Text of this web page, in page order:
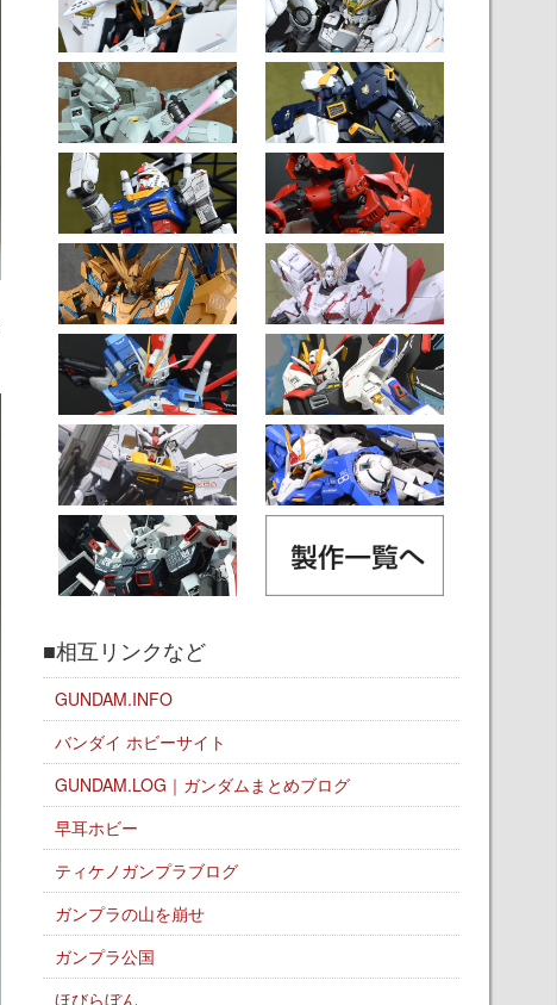
■相互リンクなど
GUNDAM.INFO
バンダイ ホビーサイト
GUNDAM.LOG｜ガンダムまとめブログ
早耳ホビー
ティケノガンプラブログ
ガンプラの山を崩せ
ガンプラ公国
ほびらぼん